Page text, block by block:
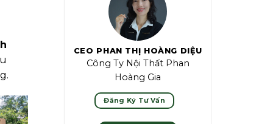
CEO PHAN THỊ HOÀNG DIỆU
Công Ty Nội Thất Phan
Hoàng Gia
Đăng Ký Tư Vấn